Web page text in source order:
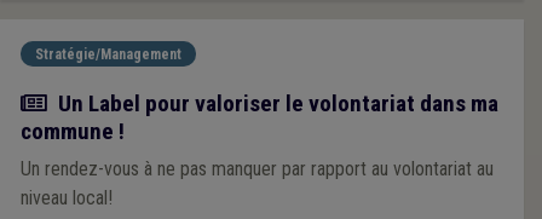
Stratégie/Management
Actualité
Un Label pour valoriser le volontariat dans ma
commune !
Un rendez-vous à ne pas manquer par rapport au volontariat au
niveau local!